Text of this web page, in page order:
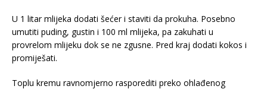
U 1 litar mlijeka dodati šećer i staviti da prokuha. Posebno
umutiti puding, gustin i 100 ml mlijeka, pa zakuhati u
provrelom mlijeku dok se ne zgusne. Pred kraj dodati kokos i
promiješati.
Toplu kremu ravnomjerno rasporediti preko ohlađenog